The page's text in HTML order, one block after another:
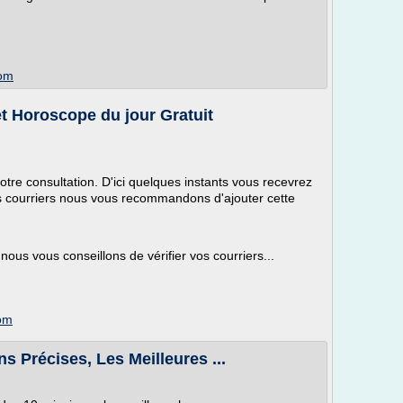
Horoscope du jour Gratuit
consultation. D'ici quelques instants vous recevrez
nous vous recommandons d'ajouter cette
vous conseillons de vérifier vos courriers...
Précises, Les Meilleures ...